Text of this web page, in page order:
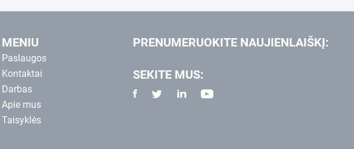
MENIU
Paslaugos
Kontaktai
Darbas
Apie mus
Taisyklės
PRENUMERUOKITE NAUJIENLAIŠKĮ:
SEKITE MUS: